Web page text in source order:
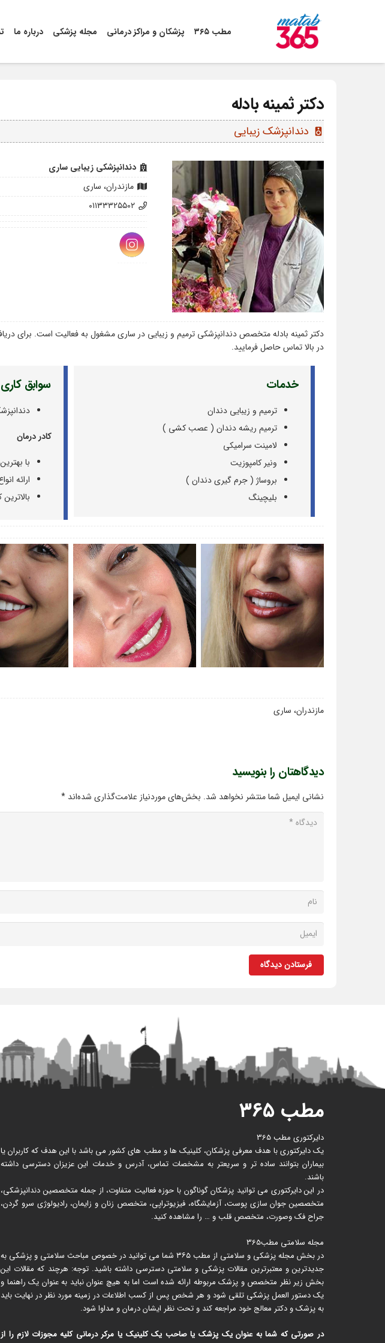
مطب ۳۶۵ پزشکان و مراکز درمانی مجله پزشکی درباره ما
دکتر ثمینه بادله
speaker دندانپزشک‌ زیبایی
دندانپزشکی زیبایی ساری
مازندران، ساری
۰۱۱۳۳۳۲۵۵۰۲
دکتر ثمینه بادله متخصص دندانپزشکی ترمیم و زیبایی در ساری مشغول به فعالیت است. برای
در بالا تماس حاصل فرمایید.
خدمات
ترمیم و زیبایی دندان
ترمیم ریشه دندان ( عصب کشی )
لامینت سرامیکی
ونیر کامپوزیت
بروساژ ( جرم گیری دندان )
بلیچینگ
سوابق
کادر درمان
با
ارائه
مازندران، ساری
دیدگاهتان را بنویسید
نشانی ایمیل شما منتشر نخواهد شد. بخش‌های موردنیاز علامت‌گذاری شده‌اند *
فرستادن دیدگاه
مطب ۳۶۵
دایرکتوری مطب 365
یک دایرکتوری با هدف معرفی پزشکان، کلینیک ها و مطب های کشور می باشد با این هدف که کاربران یا
بیماران بتوانند ساده تر و سریعتر به مشخصات تماس، آدرس و خدمات این عزیزان دسترسی داشته
باشند.
در این دایرکتوری می توانید پزشکان گوناگون با حوزه فعالیت متفاوت، از جمله متخصصین دندانپزشکی،
متخصصین جوان سازی پوست، آزمایشگاه، فیزیوتراپی، متخصص زنان و زایمان، رادیولوژی سرو گردن،
جراح فک وصورت، متخصص قلب و … را مشاهده کنید.
مجله سلامتی مطب365
در بخش مجله پزشکی و سلامتی از مطب ۳۶۵ شما می توانید در خصوص مباحث سلامتی و پزشکی به
جدیدترین و معتبرترین مقالات پزشکی و سلامتی دسترسی داشته باشید. توجه: هرچند که مقالات این
بخش زیر نظر متخصص و پزشک مربوطه ارائه شده است اما به هیچ عنوان نباید به عنوان یک راهنما و
یک دستور العمل پزشکی تلقی شود و هر شخص پس از کسب اطلاعات در زمینه مورد نظر در نهایت باید
به پزشک و دکتر معالج خود مراجعه کند و تحت نظر ایشان درمان و مداوا شود.
در صورتی که شما به عنوان یک پزشک یا صاحب یک کلینیک یا مرکر درمانی کلیه مجوزات لازم را از